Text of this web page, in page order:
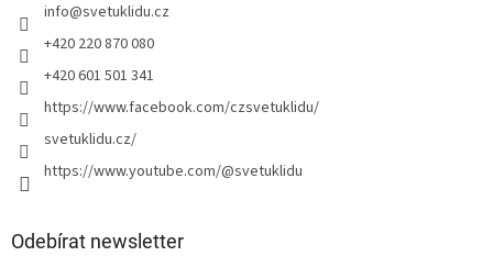
info@svetuklidu.cz
+420 220 870 080
+420 601 501 341
https://www.facebook.com/czsvetuklidu/
svetuklidu.cz/
https://www.youtube.com/@svetuklidu
Odebírat newsletter